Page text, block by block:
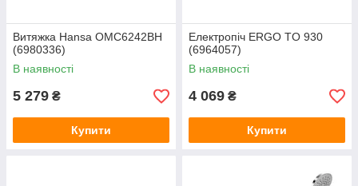
Витяжка Hansa OMC6242BH
(6980336)
В наявності
5 279 ₴
Купити
Електропіч ERGO TO 930
(6964057)
В наявності
4 069 ₴
Купити